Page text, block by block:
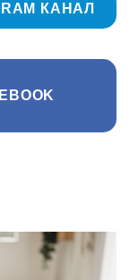
КАНАЛ